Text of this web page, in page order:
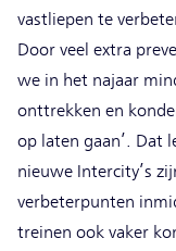
vastliepen te
Door veel extra
we in het najaar
onttrekken en
op laten gaan’. Dat
nieuwe Intercity’s
verbeterpunten
treinen ook vaker